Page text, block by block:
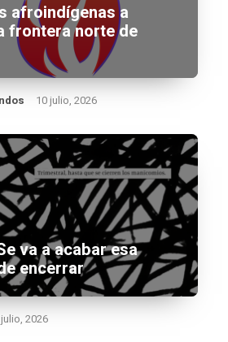
afroindígenas a
frontera norte de
10 julio, 2026
va a acabar esa
encerrar
2026